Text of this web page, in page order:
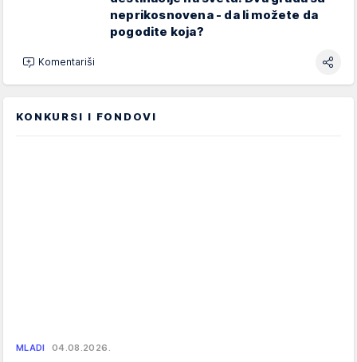
neprikosnovena - da li možete da
pogodite koja?
Komentariši
KONKURSI I FONDOVI
MLADI 04.08.2026.